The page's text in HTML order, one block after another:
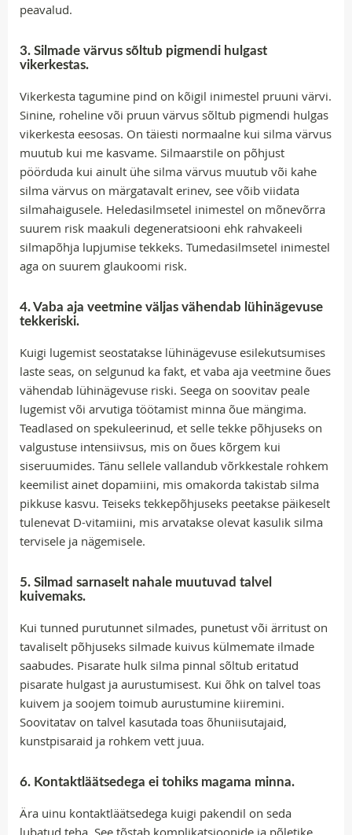
peavalud.
3. Silmade värvus sõltub pigmendi hulgast
vikerkestas.
Vikerkesta tagumine pind on kõigil inimestel pruuni värvi.
Sinine, roheline või pruun värvus sõltub pigmendi hulgas
vikerkesta eesosas. On täiesti normaalne kui silma värvus
muutub kui me kasvame. Silmaarstile on põhjust
pöörduda kui ainult ühe silma värvus muutub või kahe
silma värvus on märgatavalt erinev, see võib viidata
silmahaigusele. Heledasilmsetel inimestel on mõnevõrra
suurem risk maakuli degeneratsiooni ehk rahvakeeli
silmapõhja lupjumise tekkeks. Tumedasilmsetel inimestel
aga on suurem glaukoomi risk.
4. Vaba aja veetmine väljas vähendab lühinägevuse
tekkeriski.
Kuigi lugemist seostatakse lühinägevuse esilekutsumises
laste seas, on selgunud ka fakt, et vaba aja veetmine õues
vähendab lühinägevuse riski. Seega on soovitav peale
lugemist või arvutiga töötamist minna õue mängima.
Teadlased on spekuleerinud, et selle tekke põhjuseks on
valgustuse intensiivsus, mis on õues kõrgem kui
siseruumides. Tänu sellele vallandub võrkkestale rohkem
keemilist ainet dopamiini, mis omakorda takistab silma
pikkuse kasvu. Teiseks tekkepõhjuseks peetakse päikeselt
tulenevat D-vitamiini, mis arvatakse olevat kasulik silma
tervisele ja nägemisele.
5. Silmad sarnaselt nahale muutuvad talvel
kuivemaks.
Kui tunned purutunnet silmades, punetust või ärritust on
tavaliselt põhjuseks silmade kuivus külmemate ilmade
saabudes. Pisarate hulk silma pinnal sõltub eritatud
pisarate hulgast ja aurustumisest. Kui õhk on talvel toas
kuivem ja soojem toimub aurustumine kiiremini.
Soovitatav on talvel kasutada toas õhuniisutajaid,
kunstpisaraid ja rohkem vett juua.
6. Kontaktläätsedega ei tohiks magama minna.
Ära uinu kontaktläätsedega kuigi pakendil on seda
lubatud teha. See tõstab komplikatsioonide ja põletike